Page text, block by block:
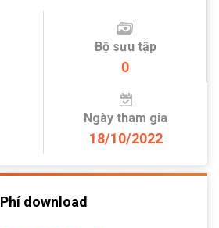
Bộ sưu tập
0
Ngày tham gia
18/10/2022
Phí download